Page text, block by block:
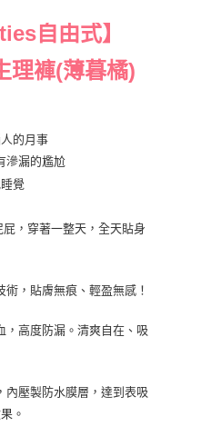
料，並將交易相關給付款項請求債
網址：
個別帳號之用戶狀況，依本公司即
不足之情形，本公司將視審查結果
訊註冊。若發現惡意使用之情形，
出貨依照配送狀態為主。
免運費
照配送狀態為主。※國定假日
照配送狀態為主。※國定假日
運費
提點地址！）以致無
發。
查看運費
自由式】
理褲(薄暮橘)
的月事
滲漏的尷尬
覺
屁，穿著一整天，全天貼身
，貼膚無痕、輕盈無感！
，高度防漏。清爽自在、吸
內壓製防水膜層，達到表吸
。